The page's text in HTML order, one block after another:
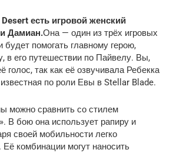
есть игровой женский
Дамиан.Она — один из трёх игровых
будет помогать главному герою,
его путешествии по Пайвелу. Вы,
голос, так как её озвучивала Ребекка
по роли Евы в Stellar Blade.
можно сравнить со стилем
В бою она использует рапиру и
своей мобильности легко
Её комбинации могут наносить